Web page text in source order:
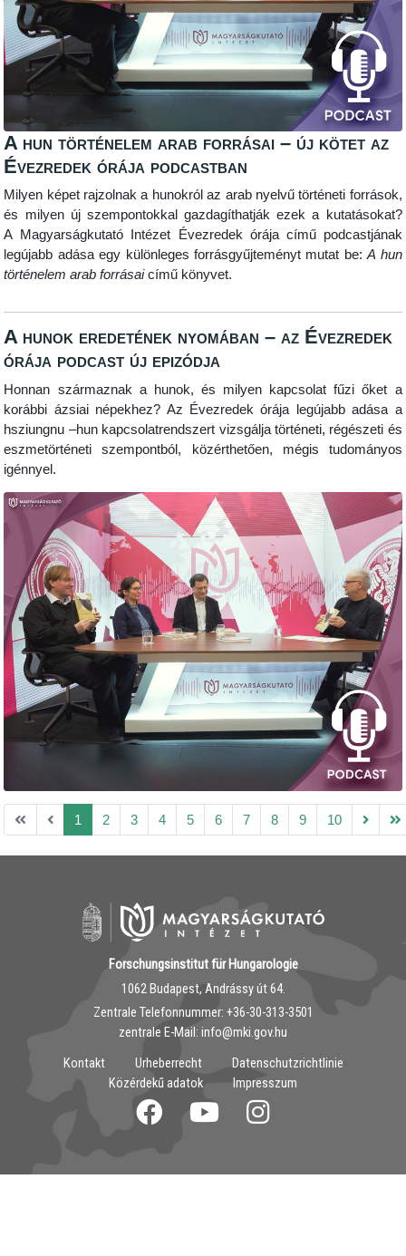
A hun történelem arab forrásai – új kötet az
Évezredek órája podcastban
Milyen képet rajzolnak a hunokról az arab nyelvű történeti források,
és milyen új szempontokkal gazdagíthatják ezek a kutatásokat?
A Magyarságkutató Intézet Évezredek órája című podcastjának
legújabb adása egy különleges forrásgyűjteményt mutat be:A hun
történelem arab forrásaicímű könyvet.
A hunok eredetének nyomában – az Évezredek
órája podcast új epizódja
Honnan származnak a hunok, és milyen kapcsolat fűzi őket a
korábbi ázsiai népekhez? Az Évezredek órája legújabb adása a
hsziungnu –hun kapcsolatrendszert vizsgálja történeti, régészeti és
eszmetörténeti szempontból, közérthetően, mégis tudományos
igénnyel.
1 2 3 4 5 6 7 8 9 10
Forschungsinstitut für Hungarologie
1062 Budapest, Andrássy út 64.
Zentrale Telefonnummer: ‭+36-30-313-3501
zentrale E-Mail: info@mki.gov.hu
Kontakt
Urheberrecht
Datenschutzrichtlinie
Közérdekű adatok
Impresszum